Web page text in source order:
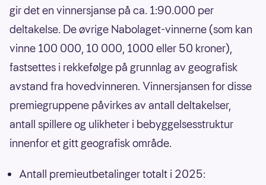
gir det en vinnersjanse på ca. 1:90.000 per
deltakelse. De øvrige Nabolaget-vinnerne (som kan
vinne 100 000, 10 000, 1000 eller 50 kroner),
fastsettes i rekkefølge på grunnlag av geografisk
avstand fra hovedvinneren. Vinnersjansen for disse
premiegruppene påvirkes av antall deltakelser,
antall spillere og ulikheter i bebyggelsesstruktur
innenfor et gitt geografisk område.
Antall premieutbetalinger totalt i 2025: